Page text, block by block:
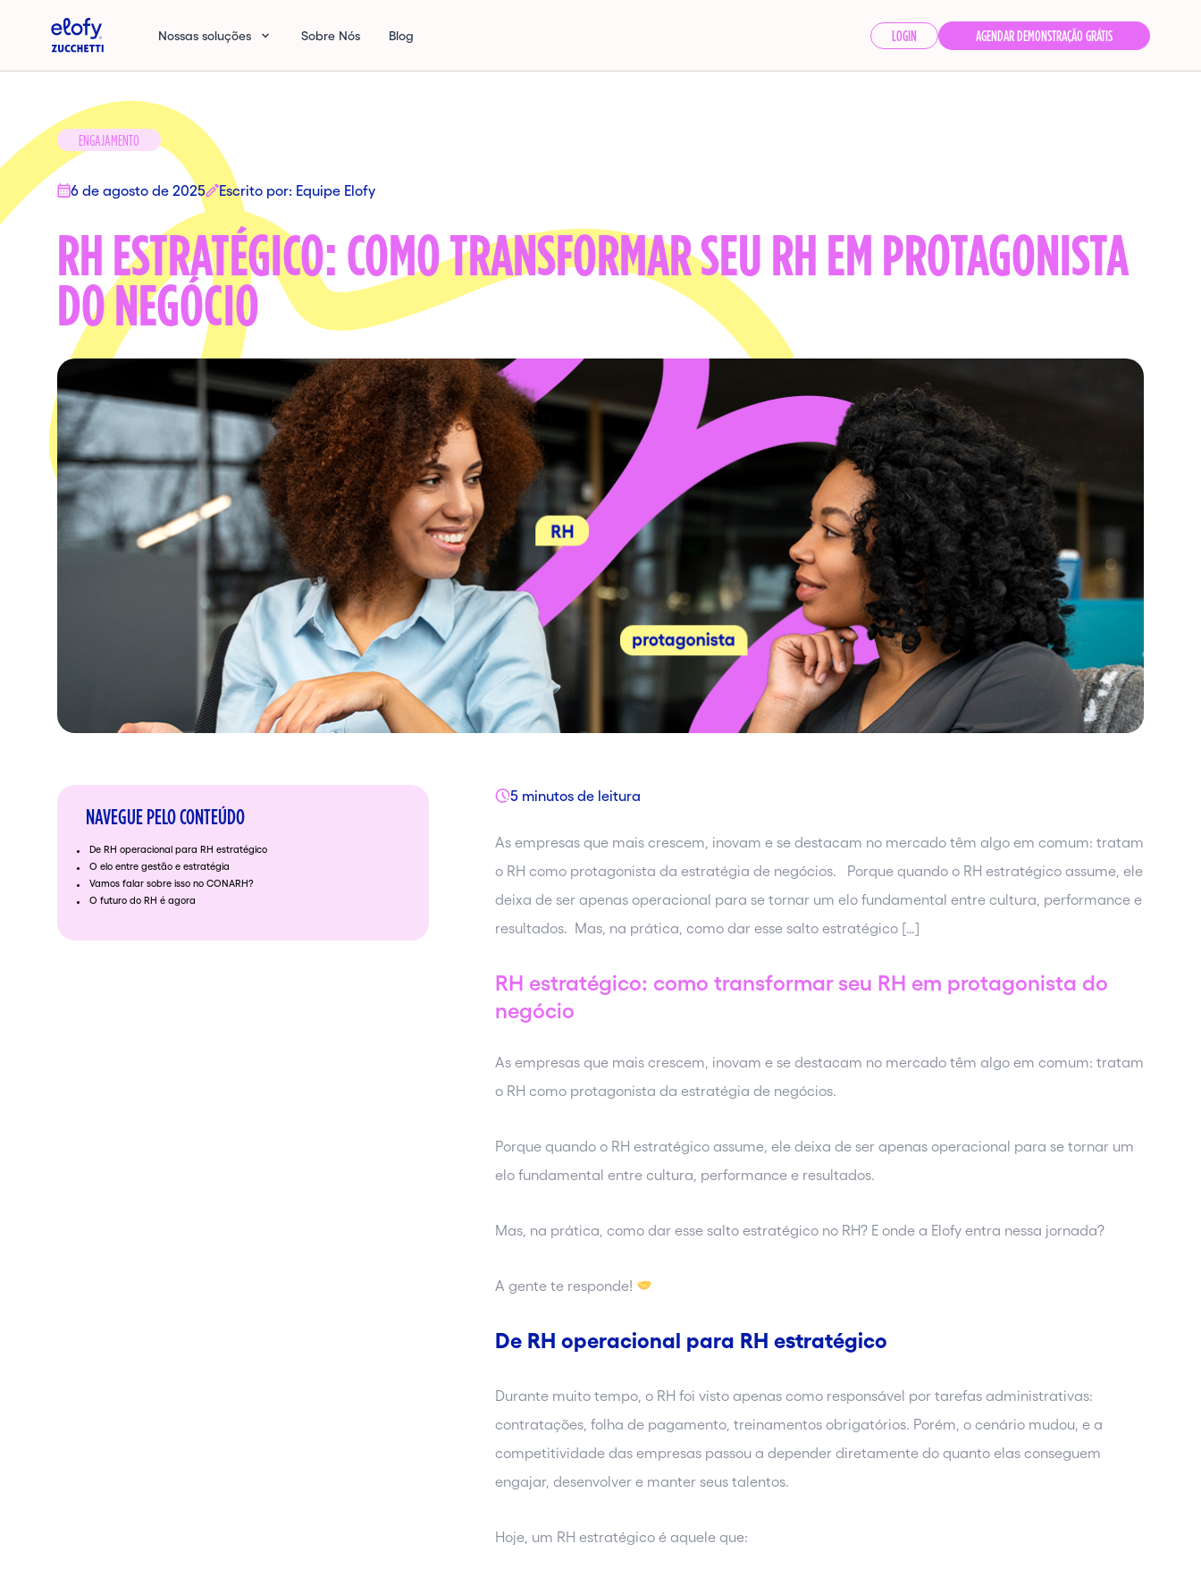
Nossas soluções Sobre Nós Blog LOGIN AGENDAR DEMONSTRAÇÃO GRÁTIS
ENGAJAMENTO
6 de agosto de 2025 Escrito por: Equipe Elofy
RH ESTRATÉGICO: COMO TRANSFORMAR SEU RH EM PROTAGONISTA
DO NEGÓCIO
NAVEGUE PELO CONTEÚDO
De RH operacional para RH estratégico
O elo entre gestão e estratégia
Vamos falar sobre isso no CONARH?
O futuro do RH é agora
5 minutos de leitura
As empresas que mais crescem, inovam e se destacam no mercado têm algo em comum: tratam
o RH como protagonista da estratégia de negócios. Porque quando o RH estratégico assume, ele
deixa de ser apenas operacional para se tornar um elo fundamental entre cultura, performance e
resultados. Mas, na prática, como dar esse salto estratégico […]
RH estratégico: como transformar seu RH em protagonista do
negócio
As empresas que mais crescem, inovam e se destacam no mercado têm algo em comum: tratam
o RH como protagonista da estratégia de negócios.
Porque quando o RH estratégico assume, ele deixa de ser apenas operacional para se tornar um
elo fundamental entre cultura, performance e resultados.
Mas, na prática, como dar esse salto estratégico no RH? E onde a Elofy entra nessa jornada?
A gente te responde!
De RH operacional para RH estratégico
Durante muito tempo, o RH foi visto apenas como responsável por tarefas administrativas:
contratações, folha de pagamento, treinamentos obrigatórios. Porém, o cenário mudou, e a
competitividade das empresas passou a depender diretamente do quanto elas conseguem
engajar, desenvolver e manter seus talentos.
Hoje, um RH estratégico é aquele que: